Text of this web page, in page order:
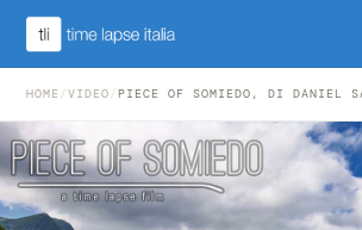
HOME /VIDEO /PIECE OF SOMIEDO, DI DANIEL